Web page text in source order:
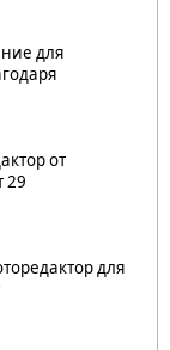
для
от
29
для